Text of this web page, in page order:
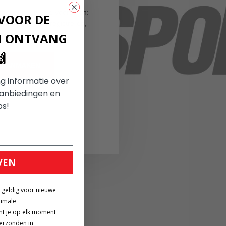
heeft vele voordelen:
één adres registreren,
en meer.
DE
ONTVANG
informatie over
en
voor nieuwe
je op elk moment
in